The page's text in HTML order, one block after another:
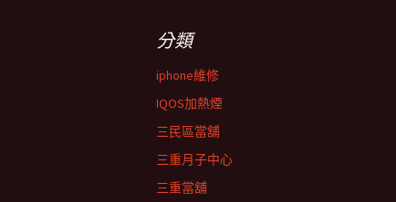
分類
iphone維修
IQOS加熱煙
三民區當舖
三重月子中心
三重當舖